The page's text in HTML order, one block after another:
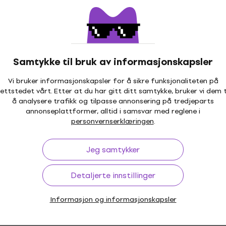
Samtykke til bruk av informasjonskapsler
Vi bruker informasjonskapsler for å sikre funksjonaliteten på
vårt. Etter at du har gitt ditt samtykke, bruker vi dem
å analysere trafikk og tilpasse annonsering på tredjeparts
annonseplattformer, alltid i samsvar med reglene i
personvernserklæringen.
Jeg samtykker
Detaljerte innstillinger
Informasjon og informasjonskapsler
er Merch